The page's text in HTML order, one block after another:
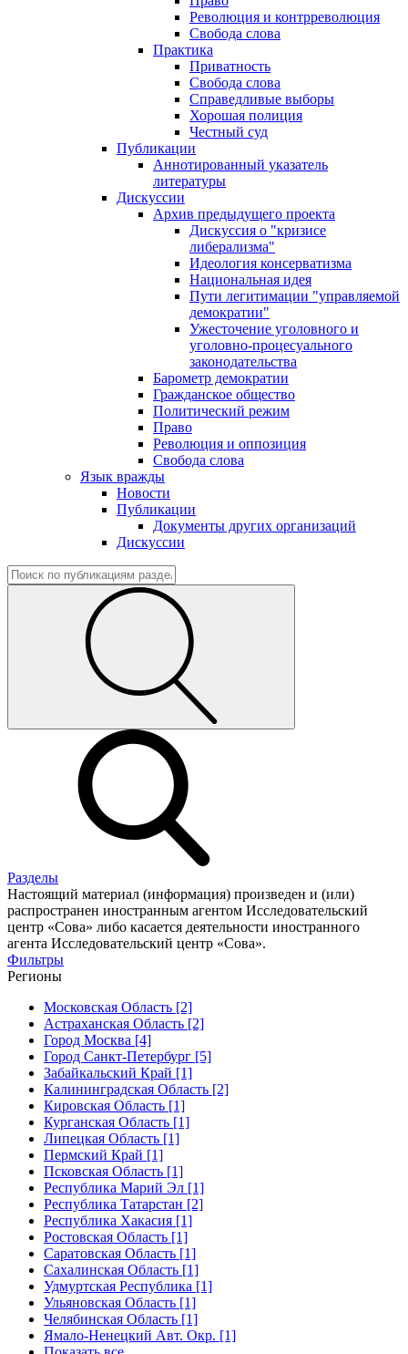
Революция и контрреволюция
Свобода слова
Практика
Приватность
Свобода слова
Справедливые выборы
Хорошая полиция
Честный суд
Публикации
Аннотированный указатель
литературы
Дискуссии
Архив предыдущего проекта
Дискуссия о "кризисе
либерализма"
Идеология консерватизма
Национальная идея
Пути легитимации "управляемой
демократии"
Ужесточение уголовного и
уголовно-процесуального
законодательства
Барометр демократии
Гражданское общество
Политический режим
Право
Революция и оппозиция
Свобода слова
Язык вражды
Новости
Публикации
Документы других организаций
Дискуссии
Разделы
Настоящий материал (информация) произведен и (или)
распространен иностранным агентом Исследовательский
центр «Сова» либо касается деятельности иностранного
агента Исследовательский центр «Сова».
Фильтры
Регионы
Московская Область [2]
Астраханская Область [2]
Город Москва [4]
Город Санкт-Петербург [5]
Забайкальский Край [1]
Калининградская Область [2]
Кировская Область [1]
Курганская Область [1]
Липецкая Область [1]
Пермский Край [1]
Псковская Область [1]
Республика Марий Эл [1]
Республика Татарстан [2]
Республика Хакасия [1]
Ростовская Область [1]
Саратовская Область [1]
Сахалинская Область [1]
Удмуртская Республика [1]
Ульяновская Область [1]
Челябинская Область [1]
Ямало-Ненецкий Авт. Окр. [1]